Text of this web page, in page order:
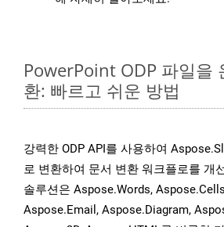
PowerPoint ODP 파일을
환: 빠르고 쉬운 방법
강력한 ODP API를 사용하여
로 변환하여 문서 변환 워크플로를 개
솔루션은 Aspose.Words,
Aspose.Email, Aspose.Diagram,